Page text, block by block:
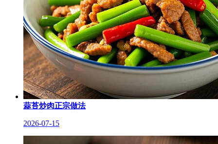
蒜苔炒肉正宗做法
2026-07-15